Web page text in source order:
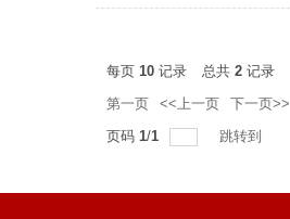
每页 10 记录 总共 2 记录
第一页
<<上一页 下一页>>
页码 1/1 跳转到